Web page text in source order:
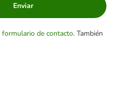
Enviar
formulario de contacto. También